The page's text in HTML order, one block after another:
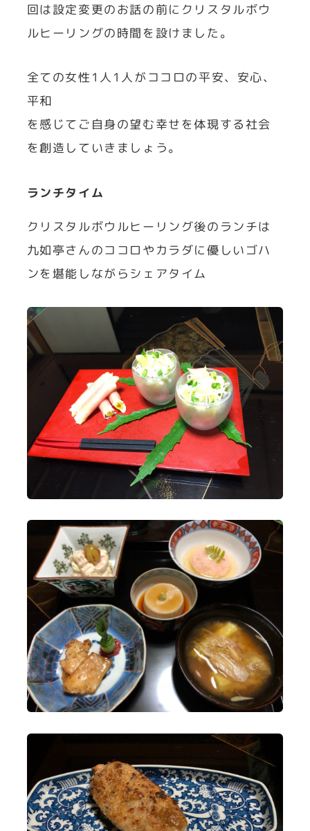
回は設定変更のお話の前にクリスタルボウ
ルヒーリングの時間を設けました。
全ての女性1人1人がココロの平安、安心、
平和
を感じてご自身の望む幸せを体現する社会
を創造していきましょう。
ランチタイム
クリスタルボウルヒーリング後のランチは
九如亭さんのココロやカラダに優しいゴハ
ンを堪能しながらシェアタイム